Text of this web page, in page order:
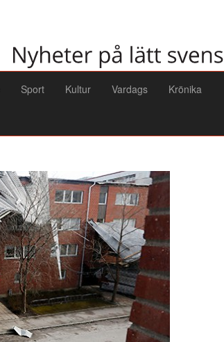
Sport Kultur Vardags Krönika